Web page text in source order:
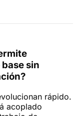
sin
rápido.
acoplado